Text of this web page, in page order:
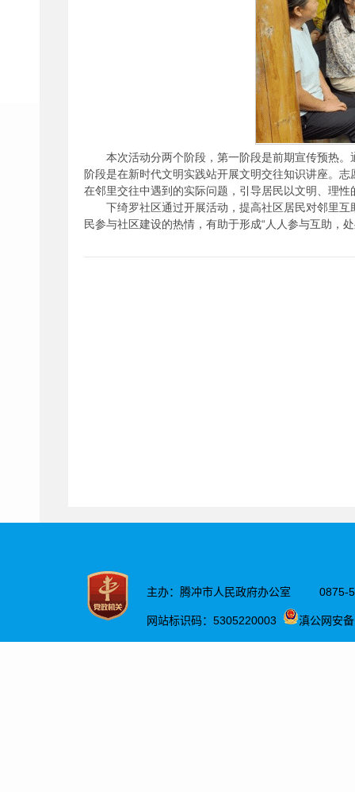
本次活动分两个阶段，第一阶段是前期宣传预热
阶段是在新时代文明实践站开展文明交往知识讲座。
在邻里交往中遇到的实际问题，引导居民以文明、理性
下绮罗社区通过开展活动，提高社区居民对邻里
民参与社区建设的热情，有助于形成“人人参与互助，